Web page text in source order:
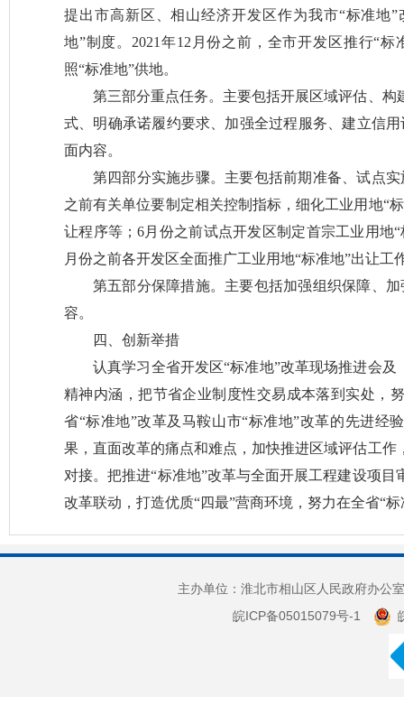
提出市高新区、相山经济开发区作为我市“标准地
地”制度。2021年12月份之前，全市开发区推行“
照“标准地”供地。
第三部分重点任务。主要包括开展区域评估、
式、明确承诺履约要求、加强全过程服务、建立信
面内容。
第四部分实施步骤。主要包括前期准备、试点
之前有关单位要制定相关控制指标，细化工业用地“
让程序等；6月份之前试点开发区制定首宗工业用地
月份之前各开发区全面推广工业用地“标准地”出让工
第五部分保障措施。主要包括加强组织保障、
容。
四、创新举措
认真学习全省开发区“标准地”改革现场推进会
精神内涵，把节省企业制度性交易成本落到实处，
省“标准地”改革及马鞍山市“标准地”改革的先进经
果，直面改革的痛点和难点，加快推进区域评估工
对接。把推进“标准地”改革与全面开展工程建设项
改革联动，打造优质“四最”营商环境，努力在全省“
主办单位：淮北市相山区人民政府办
皖ICP备05015079号-1